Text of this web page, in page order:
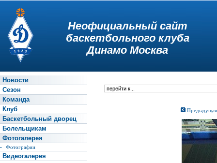
Неофициальный сайт
баскетбольного клуба
Динамо Москва
Новости
Сезон
Команда
Клуб
Баскетбольный дворец
Болельщикам
Фотогалерея
Фотографии
Видеогалерея
Предыдущая